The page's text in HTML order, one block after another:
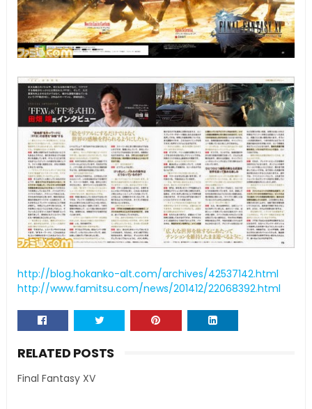
http://blog.hokanko-alt.com/archives/42537142.html
http://www.famitsu.com/news/201412/22068392.html
RELATED POSTS
Final Fantasy XV